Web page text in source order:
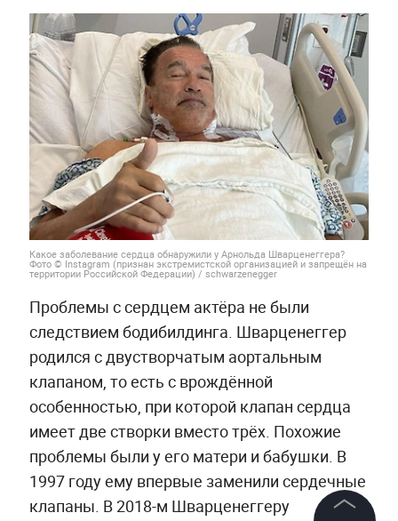
Какое заболевание сердца обнаружили у Арнольда Шварценеггера?
Фото © Instagram (признан экстремистской организацией и запрещён на
территории Российской Федерации) / schwarzenegger
Проблемы с сердцем актёра не были
следствием бодибилдинга. Шварценеггер
родился с двустворчатым аортальным
клапаном, то есть с врождённой
особенностью, при которой клапан сердца
имеет две створки вместо трёх. Похожие
проблемы были у его матери и бабушки. В
1997 году ему впервые заменили сердечные
клапаны. В 2018-м Шварценеггеру